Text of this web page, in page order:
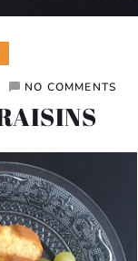
NO COMMENTS